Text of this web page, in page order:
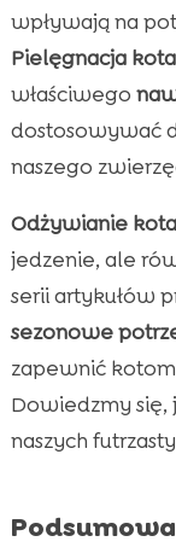
 Wpływ
kotów


 Jesienne
od pory
Jak
Produkty
Jasper
diety

wpływają na
Pielęgnacja kota
właściwego
dostosowywać
naszego
Odżywianie kota
jedzenie, ale
serii artykułów
sezonowe
zapewnić
Dowiedzmy
naszych